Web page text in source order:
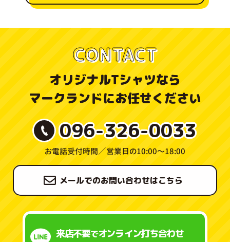
CONTACT
オリジナルTシャツなら
マークランドにお任せください
096-326-0033
お電話受付時間／営業日の10:00〜18:00
メールでのお問い合わせはこちら
来店不要でオンライン打ち合わせ